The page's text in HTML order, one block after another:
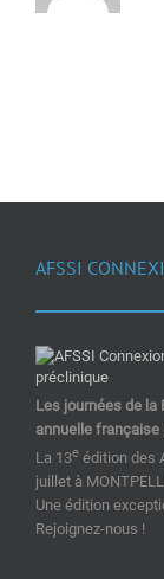
AFSSI
Les journées de la
annuelle française
La 13e édition des
juillet à
Une édition
Rejoignez-nous !